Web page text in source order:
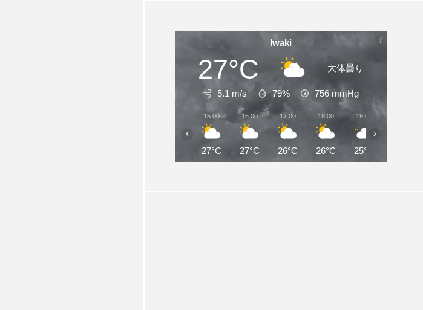
Iwaki
27°C 大体曇り
5.1 m/s 79% 756 mmHg
15:00
27°C
16:00
27°C
17:00
26°C
18:00
26°C
19:00
25°C
‹ ›